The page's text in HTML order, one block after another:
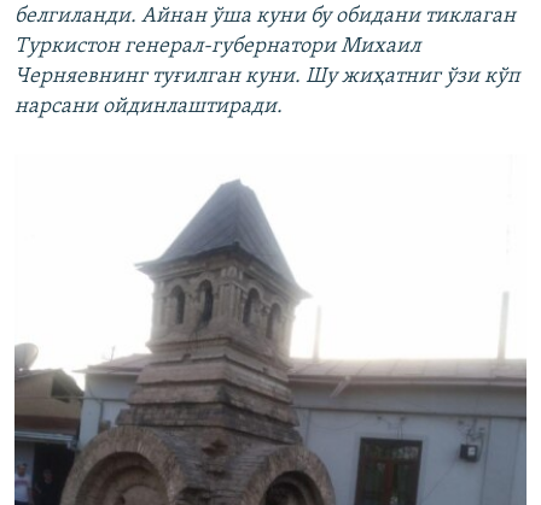
белгиланди. Айнан ўша куни бу обидани тиклаган
Туркистон генерал-губернатори Михаил
Черняевнинг туғилган куни. Шу жиҳатниг ўзи кўп
нарсани ойдинлаштиради.